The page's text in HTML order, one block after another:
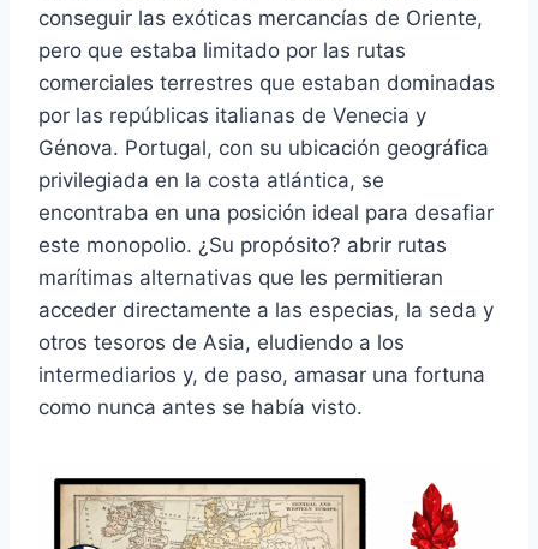
conseguir las exóticas mercancías de Oriente,
pero que estaba limitado por las rutas
comerciales terrestres que estaban dominadas
por las repúblicas italianas de Venecia y
Génova. Portugal, con su ubicación geográfica
privilegiada en la costa atlántica, se
encontraba en una posición ideal para desafiar
este monopolio. ¿Su propósito? abrir rutas
marítimas alternativas que les permitieran
acceder directamente a las especias, la seda y
otros tesoros de Asia, eludiendo a los
intermediarios y, de paso, amasar una fortuna
como nunca antes se había visto.